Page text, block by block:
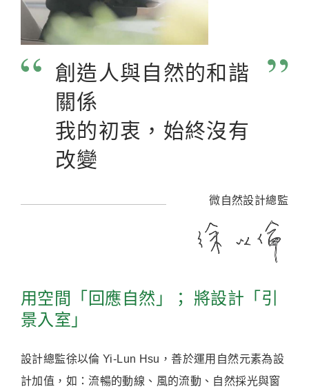
創造人與自然的和諧
關係
我的初衷，始終沒有
改變
微自然設計總監
用空間「回應自然」； 將設計「引
景入室」
設計總監徐以倫 Yi-Lun Hsu，善於運用自然元素為設
計加值，如：流暢的動線、風的流動、自然採光與窗